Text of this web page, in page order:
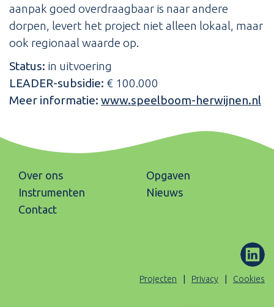
aanpak goed overdraagbaar is naar andere
dorpen, levert het project niet alleen lokaal, maar
ook regionaal waarde op.
Status: in uitvoering
LEADER-subsidie: € 100.000
Meer informatie: www.speelboom-herwijnen.nl
Over ons
Opgaven
Instrumenten
Nieuws
Contact
ons
Projecten Privacy Cookies